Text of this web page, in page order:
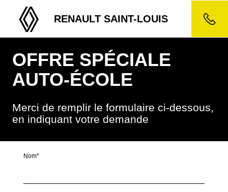
RENAULT SAINT-LOUIS
OFFRE SPÉCIALE
AUTO-ÉCOLE
Merci de remplir le formulaire ci-dessous,
en indiquant votre demande
Nom*